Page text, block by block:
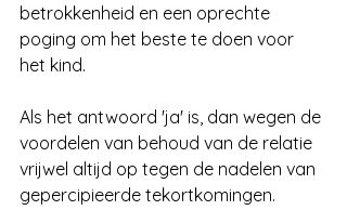
betrokkenheid en een oprechte
poging om het beste te doen voor
het kind.
Als het antwoord 'ja' is, dan wegen de
voordelen van behoud van de relatie
vrijwel altijd op tegen de nadelen van
gepercipieerde tekortkomingen.